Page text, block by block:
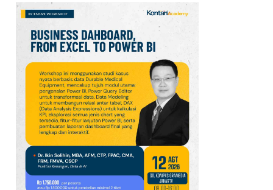
8
Promo Alfamart Murah
Banget 7–13 Agustus
2026, Sunlight hingga
Bebelac Diskon
FIFA Akhirnya Cairkan
Hadiah Timnas Yordania
yang Tertunda 8 Bulan
10 Promo JSM Superindo
7–9 Agustus 2026,
Minyak Goreng Rp37.900
hingga Buah Diskon 50%